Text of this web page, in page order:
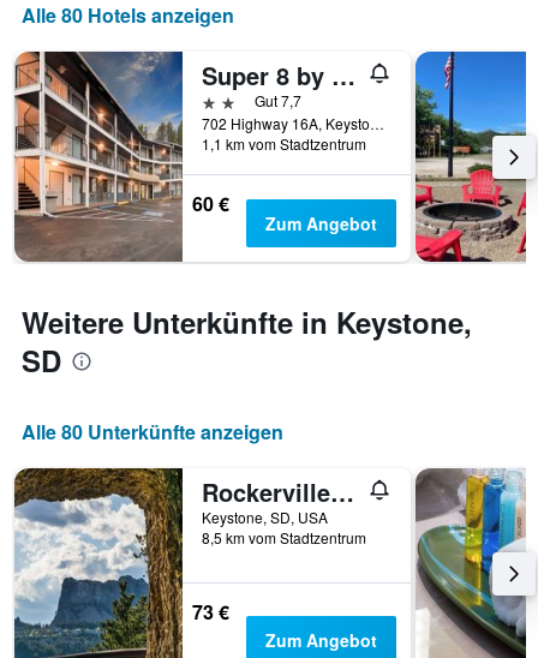
die
die
Anzahl
der
Tage
vor
dem
Aufenthalt
anzeigt
Das
Diagramm
Y-
die
Zimmerpreis
Alle 80 Hotels anzeigen
Super 8 by Wyndham Keystone/Mt. Rushmore
2 SterneGut 7,7
702 Highway 16A, Keystone, SD, USA
1,1 km vom Stadtzentrum
60 €
Zum Angebot
Weitere Unterkünfte in Keystone,
SD
Alle 80 Unterkünfte anzeigen
Rockerville Lodge & Cabins
Keystone, SD, USA
8,5 km vom Stadtzentrum
73 €
Zum Angebot